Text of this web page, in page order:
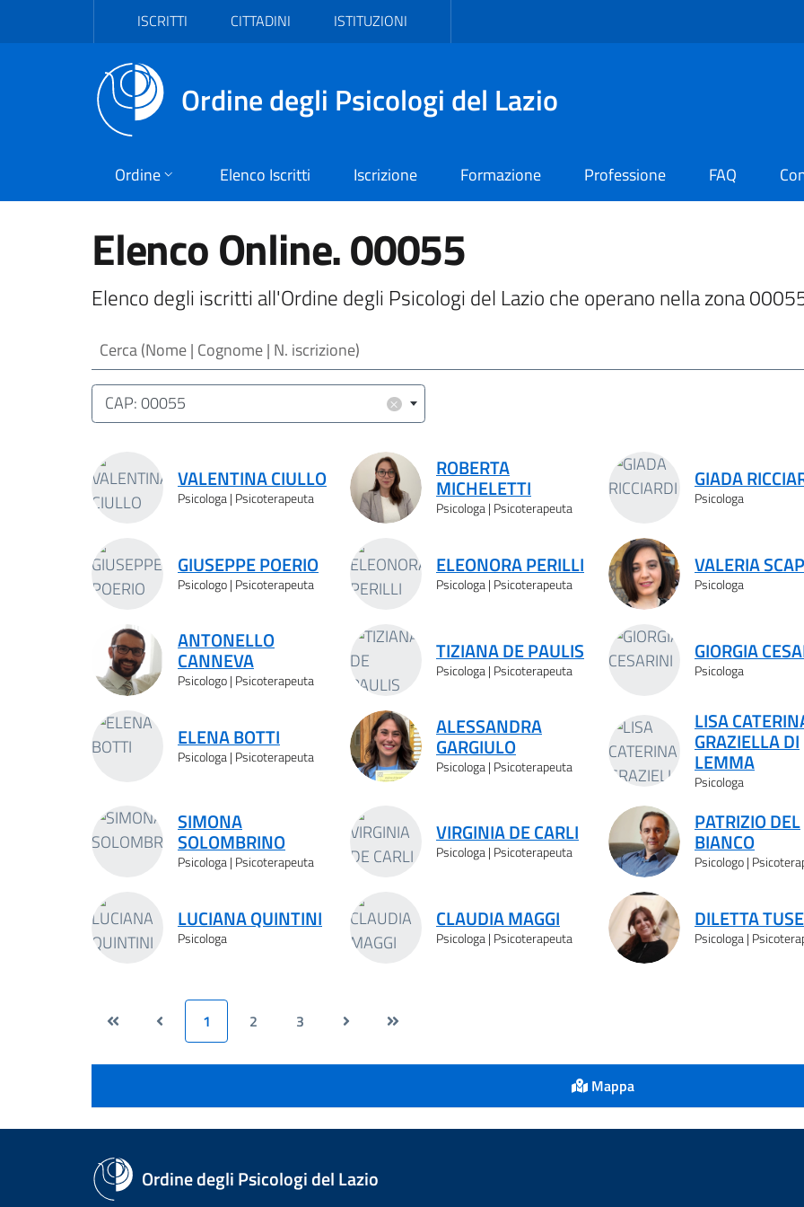
Vai al contenuto principale
ISCRITTI CITTADINI ISTITUZIONI
Ordine degli Psicologi del Lazio
Ordine Elenco Iscritti Iscrizione Formazione Professione FAQ
Elenco Online. 00055
Elenco degli iscritti all'Ordine degli Psicologi del Lazio che operano nella zona
Cerca (Nome | Cognome | N. iscrizione)
Luogo (CAP | Comune | Provincia) ×
CAP: 00055
Risultati ricerca
VALENTINA CIULLO
Psicologa | Psicoterapeuta
ROBERTA
MICHELETTI
Psicologa | Psicoterapeuta
GIADA
Psicologa
GIUSEPPE POERIO
Psicologo | Psicoterapeuta
ELEONORA PERILLI
Psicologa | Psicoterapeuta
VALERIA
Psicologa
ANTONELLO
CANNEVA
Psicologo | Psicoterapeuta
TIZIANA DE PAULIS
Psicologa | Psicoterapeuta
GIORGIA
Psicologa
ELENA BOTTI
Psicologa | Psicoterapeuta
ALESSANDRA
GARGIULO
Psicologa | Psicoterapeuta
LISA
GRAZIELLA DI
LEMMA
Psicologa
SIMONA
SOLOMBRINO
Psicologa | Psicoterapeuta
VIRGINIA DE CARLI
Psicologa | Psicoterapeuta
PATRIZIO DEL
BIANCO
Psicologo |
LUCIANA QUINTINI
Psicologa
CLAUDIA MAGGI
Psicologa | Psicoterapeuta
DILETTA
Psicologa |
1 2 3
Mappa
Ordine degli Psicologi del Lazio